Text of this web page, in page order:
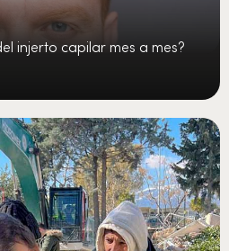
injerto capilar mes a mes?